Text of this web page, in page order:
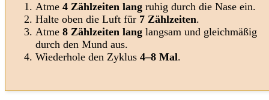
Atme 4 Zählzeiten lang ruhig durch die Nase ein.
Halte oben die Luft für 7 Zählzeiten.
Atme 8 Zählzeiten lang langsam und gleichmäßig
durch den Mund aus.
Wiederhole den Zyklus 4–8 Mal.